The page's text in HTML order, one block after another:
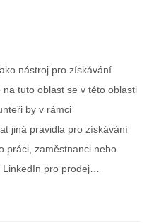
nástroj pro získávání
na tuto oblast se v této oblasti
by v rámci
jiná pravidla pro získávání
práci, zaměstnanci nebo
pro prodej…